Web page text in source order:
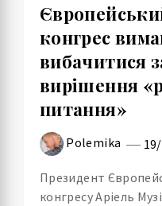
конгрес
вибачитися
вирішення
питання»
Polemika
Президент
конгресу Аріель